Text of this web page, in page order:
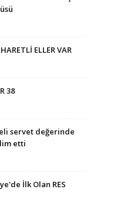
ELLER VAR
38
servet değerinde
etti
İlk Olan RES